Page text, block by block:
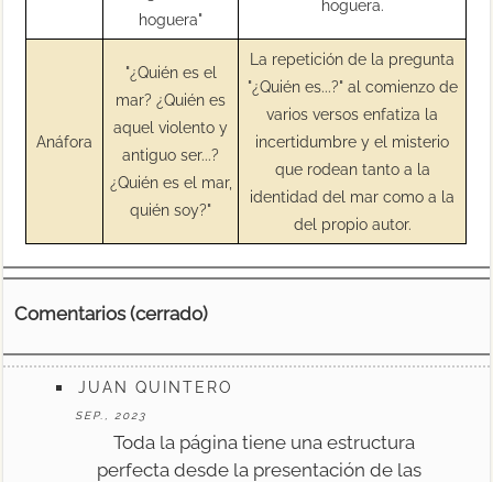
hoguera"
hoguera.
Anáfora
"¿Quién es el
mar? ¿Quién es
aquel violento y
antiguo ser...?
¿Quién es el mar,
quién soy?"
La repetición de la pregunta
"¿Quién es...?" al comienzo de
varios versos enfatiza la
incertidumbre y el misterio
que rodean tanto a la
identidad del mar como a la
del propio autor.
Comentarios (cerrado)
JUAN QUINTERO
SEP., 2023
Toda la página tiene una estructura
perfecta desde la presentación de las